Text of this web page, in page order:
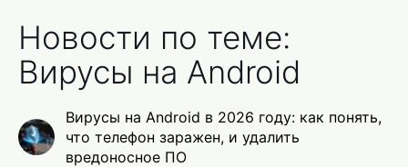
Новости по теме:
Вирусы на Android
Вирусы на Android в 2026 году: как понять,
что телефон заражен, и удалить
вредоносное ПО